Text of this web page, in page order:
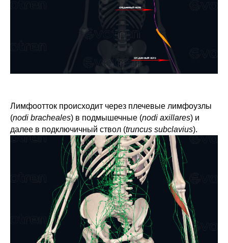
Лимфоотток происходит через плечевые лимфоузлы
(nodi bracheales) в подмышечные (nodi axillares) и
далее в подключичный ствол (truncus subclavius).